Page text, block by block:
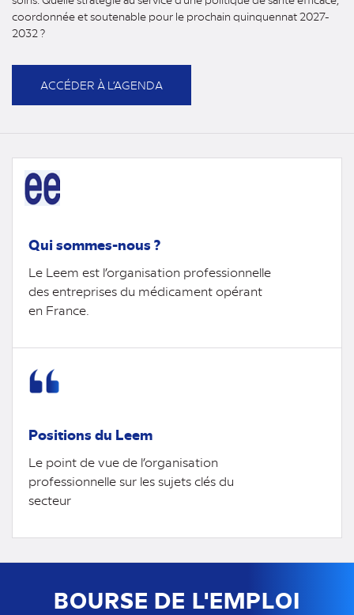
coordonnée et soutenable pour le prochain quinquennat 2027-
2032 ?
ACCÉDER À L’AGENDA
Qui sommes-nous ?
Le Leem est l’organisation professionnelle
des entreprises du médicament opérant
en France.
Positions du Leem
Le point de vue de l’organisation
professionnelle sur les sujets clés du
secteur
BOURSE DE L'EMPLOI